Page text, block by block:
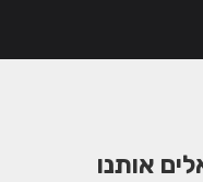
אותנו